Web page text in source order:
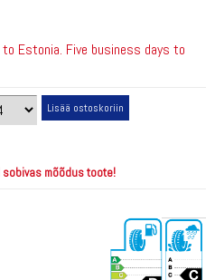
Estonia. Five business days to
mõõdus toote!